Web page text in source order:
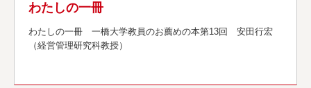
わたしの一冊
わたしの一冊 一橋大学教員のお薦めの本第13回 安田行宏
（経営管理研究科教授）